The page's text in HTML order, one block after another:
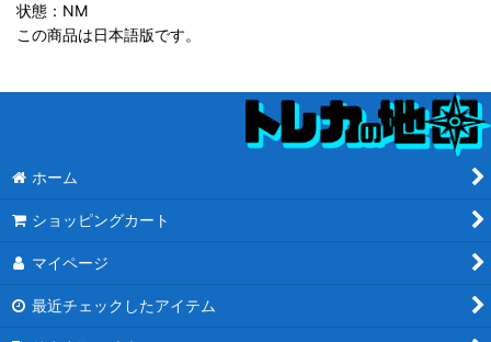
状態：NM
この商品は日本語版です。
ホーム
ショッピングカート
マイページ
最近チェックしたアイテム